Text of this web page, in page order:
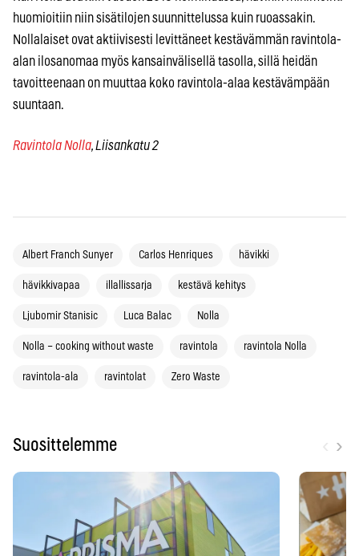
huomioitiin niin sisätilojen suunnittelussa kuin ruoassakin.
Nollalaiset ovat aktiivisesti levittäneet kestävämmän ravintola-
alan ilosanomaa myös kansainvälisellä tasolla, sillä heidän
tavoitteenaan on muuttaa koko ravintola-alaa kestävämpään
suuntaan.
Ravintola Nolla, Liisankatu 2
Albert Franch Sunyer Carlos Henriques hävikki
hävikkivapaa illallissarja kestävä kehitys
Ljubomir Stanisic Luca Balac Nolla
Nolla – cooking without waste ravintola ravintola Nolla
ravintola-ala ravintolat Zero Waste
Suosittelemme ›